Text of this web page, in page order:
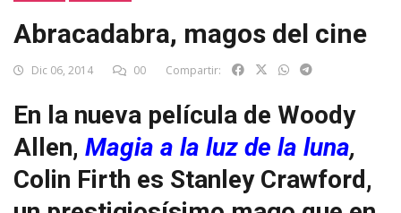
Abracadabra, magos del cine
Dic 06, 2014 00 Compartir:
En la nueva película de Woody
Allen, Magia a la luz de la luna,
Colin Firth es Stanley Crawford,